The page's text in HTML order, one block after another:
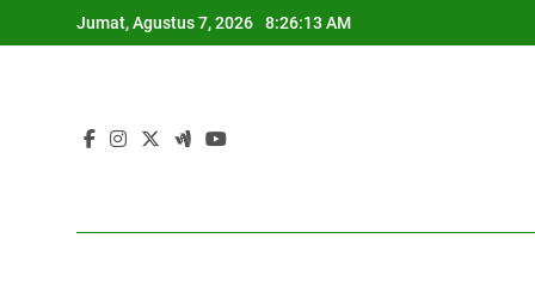
to
Jumat, Agustus 7, 2026 8:26:14 AM